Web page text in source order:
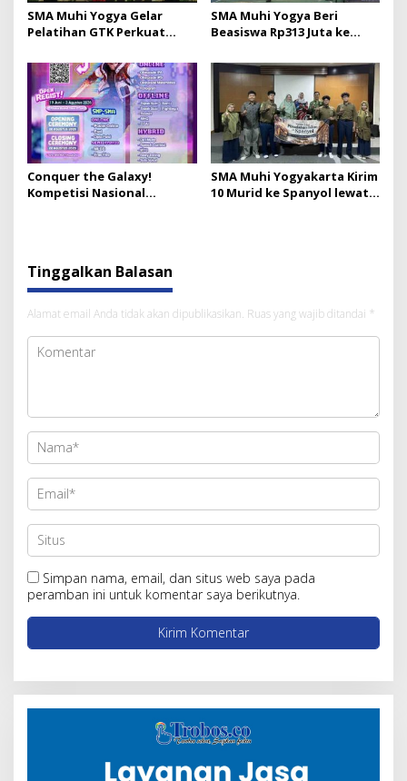
SMA Muhi Yogya Gelar
Pelatihan GTK Perkuat
SMA Muhi Yogya Beri
Beasiswa Rp313 Juta ke
Conquer the Galaxy!
Kompetisi Nasional
SMA Muhi Yogyakarta Kirim
10 Murid ke Spanyol lewat
Tinggalkan Balasan
Alamat email Anda tidak akan dipublikasikan. Ruas yang wajib ditandai *
Simpan nama, email, dan situs web saya pada
peramban ini untuk komentar saya berikutnya.